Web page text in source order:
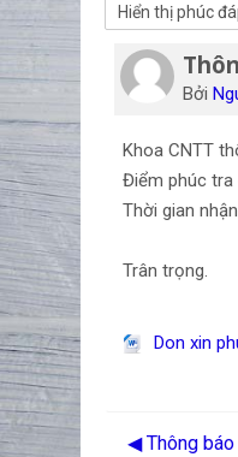
Bởi
Số
Khoa CNTT
Điểm phúc
Thời gian
Trân trọng.
Don xin
◀︎ Thông